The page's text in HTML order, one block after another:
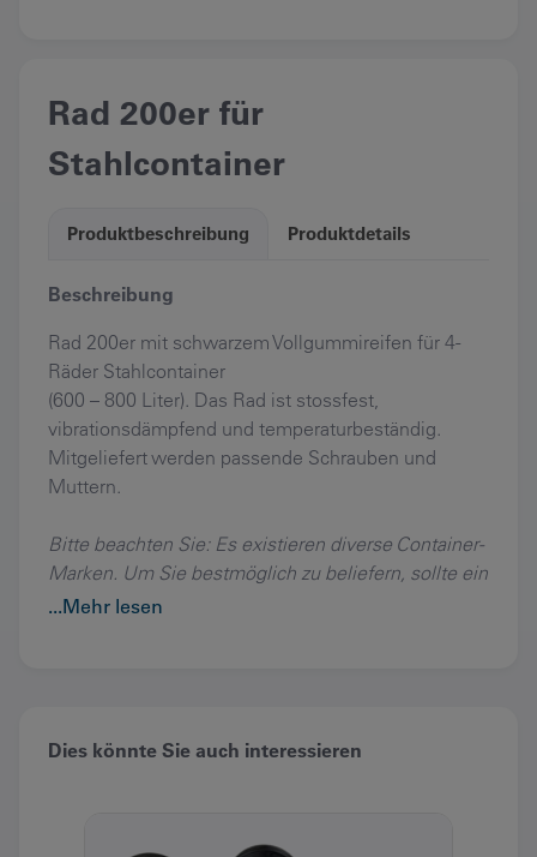
Rad 200er für
Stahlcontainer
Produktbeschreibung Produktdetails
Beschreibung
Rad 200er mit schwarzem Vollgummireifen für 4-
Räder Stahlcontainer
(600 – 800 Liter). Das Rad ist stossfest,
vibrationsdämpfend und temperaturbeständig.
Mitgeliefert werden passende Schrauben und
Muttern.
Bitte beachten Sie: Es existieren diverse Container-
Marken. Um Sie bestmöglich zu beliefern, sollte ein
Foto des kompletten Containers vorhanden sein
...Mehr lesen
Dies könnte Sie auch interessieren